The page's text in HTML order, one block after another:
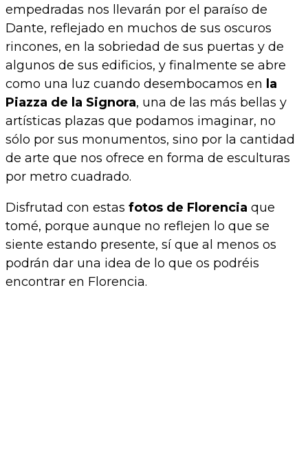
empedradas nos llevarán por el paraíso de
Dante, reflejado en muchos de sus oscuros
rincones, en la sobriedad de sus puertas y de
algunos de sus edificios, y finalmente se abre
como una luz cuando desembocamos en la
Piazza de la Signora, una de las más bellas y
artísticas plazas que podamos imaginar, no
sólo por sus monumentos, sino por la cantidad
de arte que nos ofrece en forma de esculturas
por metro cuadrado.
Disfrutad con estas fotos de Florencia que
tomé, porque aunque no reflejen lo que se
siente estando presente, sí que al menos os
podrán dar una idea de lo que os podréis
encontrar en Florencia.